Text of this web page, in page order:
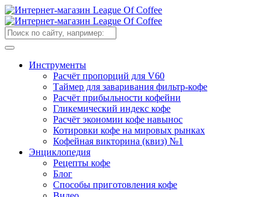
Инструменты
Расчёт пропорций для V60
Таймер для заваривания фильтр-кофе
Расчёт прибыльности кофейни
Гликемический индекс кофе
Расчёт экономии кофе навынос
Котировки кофе на мировых рынках
Кофейная викторина (квиз) №1
Энциклопедия
Рецепты кофе
Блог
Способы приготовления кофе